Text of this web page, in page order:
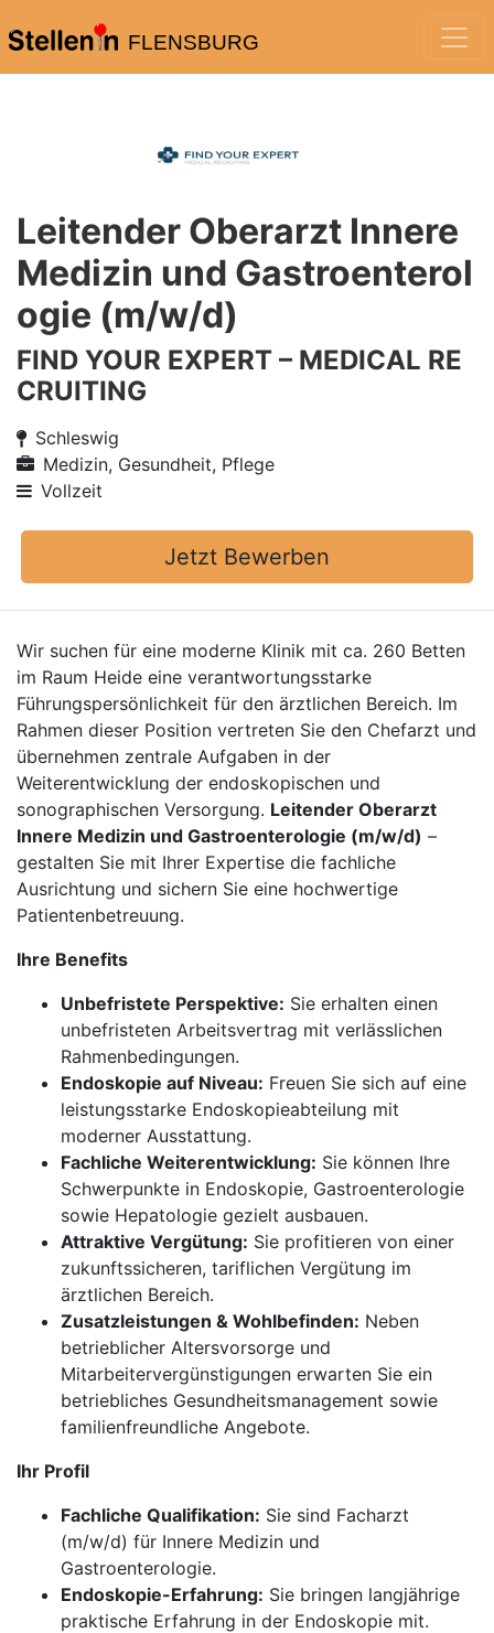
FLENSBURG
Leitender Oberarzt Innere
Medizin und Gastroenterol
ogie (m/w/d)
FIND YOUR EXPERT – MEDICAL RE
CRUITING
Schleswig
Medizin, Gesundheit, Pflege
Vollzeit
Jetzt Bewerben
Wir suchen für eine moderne Klinik mit ca. 260 Betten
im Raum Heide eine verantwortungsstarke
Führungspersönlichkeit für den ärztlichen Bereich. Im
Rahmen dieser Position vertreten Sie den Chefarzt und
übernehmen zentrale Aufgaben in der
Weiterentwicklung der endoskopischen und
sonographischen Versorgung. Leitender Oberarzt
Innere Medizin und Gastroenterologie (m/w/d) –
gestalten Sie mit Ihrer Expertise die fachliche
Ausrichtung und sichern Sie eine hochwertige
Patientenbetreuung.
Ihre Benefits
Unbefristete Perspektive: Sie erhalten einen
unbefristeten Arbeitsvertrag mit verlässlichen
Rahmenbedingungen.
Endoskopie auf Niveau: Freuen Sie sich auf eine
leistungsstarke Endoskopieabteilung mit
moderner Ausstattung.
Fachliche Weiterentwicklung: Sie können Ihre
Schwerpunkte in Endoskopie, Gastroenterologie
sowie Hepatologie gezielt ausbauen.
Attraktive Vergütung: Sie profitieren von einer
zukunftssicheren, tariflichen Vergütung im
ärztlichen Bereich.
Zusatzleistungen & Wohlbefinden: Neben
betrieblicher Altersvorsorge und
Mitarbeitervergünstigungen erwarten Sie ein
betriebliches Gesundheitsmanagement sowie
familienfreundliche Angebote.
Ihr Profil
Fachliche Qualifikation: Sie sind Facharzt
(m/w/d) für Innere Medizin und
Gastroenterologie.
Endoskopie-Erfahrung: Sie bringen langjährige
praktische Erfahrung in der Endoskopie mit.